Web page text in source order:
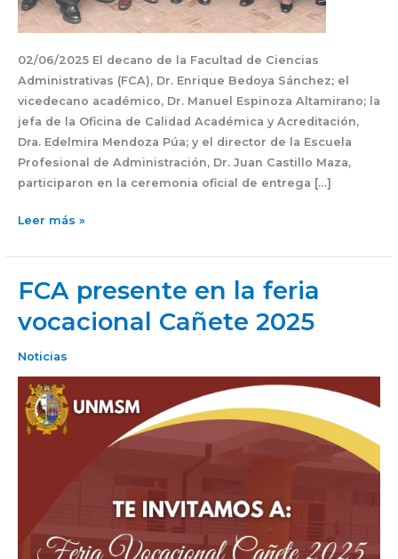
02/06/2025 El decano de la Facultad de Ciencias
Administrativas (FCA), Dr. Enrique Bedoya Sánchez; el
vicedecano académico, Dr. Manuel Espinoza Altamirano; la
jefa de la Oficina de Calidad Académica y Acreditación,
Dra. Edelmira Mendoza Púa; y el director de la Escuela
Profesional de Administración, Dr. Juan Castillo Maza,
participaron en la ceremonia oficial de entrega […]
Leer más »
FCA presente en la feria
vocacional Cañete 2025
Noticias
FCA
en
vocacional
Cañete
2025